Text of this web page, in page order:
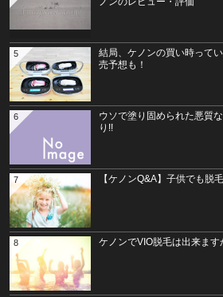
結局、ケノンの買い時って
売予想も！
5
ウソで塗り固められた悪質
り!!
6
【ケノンQ&A】子供でも脱
7
ケノンでVIO脱毛は出来ます
8